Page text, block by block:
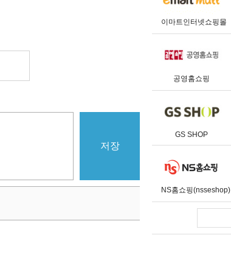
저장
이마트인터넷쇼핑몰
공영홈쇼핑
GS SHOP
NS홈쇼핑(nsseshop)